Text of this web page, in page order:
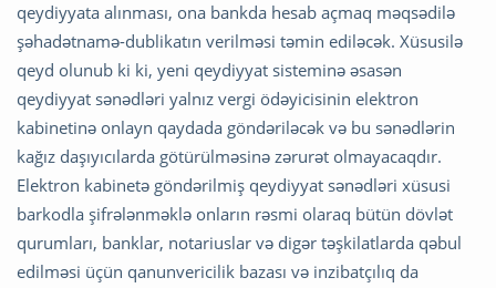
qeydiyyata alınması, ona bankda hesab açmaq məqsədilə
şəhadətnamə-dublikatın verilməsi təmin ediləcək. Xüsusilə
qeyd olunub ki ki, yeni qeydiyyat sisteminə əsasən
qeydiyyat sənədləri yalnız vergi ödəyicisinin elektron
kabinetinə onlayn qaydada göndəriləcək və bu sənədlərin
kağız daşıyıcılarda götürülməsinə zərurət olmayacaqdır.
Elektron kabinetə göndərilmiş qeydiyyat sənədləri xüsusi
barkodla şifrələnməklə onların rəsmi olaraq bütün dövlət
qurumları, banklar, notariuslar və digər təşkilatlarda qəbul
edilməsi üçün qanunvericilik bazası və inzibatçılıq da